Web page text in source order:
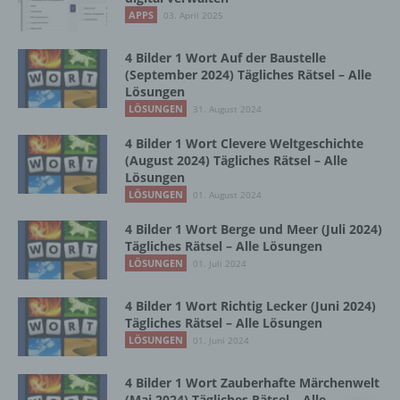
APPS 03. April 2025
4 Bilder 1 Wort Auf der Baustelle
(September 2024) Tägliches Rätsel – Alle
Lösungen
LÖSUNGEN 31. August 2024
4 Bilder 1 Wort Clevere Weltgeschichte
(August 2024) Tägliches Rätsel – Alle
Lösungen
LÖSUNGEN 01. August 2024
4 Bilder 1 Wort Berge und Meer (Juli 2024)
Tägliches Rätsel – Alle Lösungen
LÖSUNGEN 01. Juli 2024
4 Bilder 1 Wort Richtig Lecker (Juni 2024)
Tägliches Rätsel – Alle Lösungen
LÖSUNGEN 01. Juni 2024
4 Bilder 1 Wort Zauberhafte Märchenwelt
Zusammenhang mit personenbezogenen
Organisation, das Ordnen, die Speicherung,
die Anpassung oder Veränderung, das
Auslesen, das Abfragen, die Verwendung,
die Offenlegung durch Übermittlung,
Bereitstellung, den Abgleich oder die
Verknüpfung, die Einschränkung, das
Löschen oder die Vernichtung.
d) Einschränkung der Verarbeitung
Einschränkung der Verarbeitung ist die
Markierung gespeicherter
personenbezogener Daten mit dem Ziel, ihre
künftige Verarbeitung einzuschränken.
e) Profiling